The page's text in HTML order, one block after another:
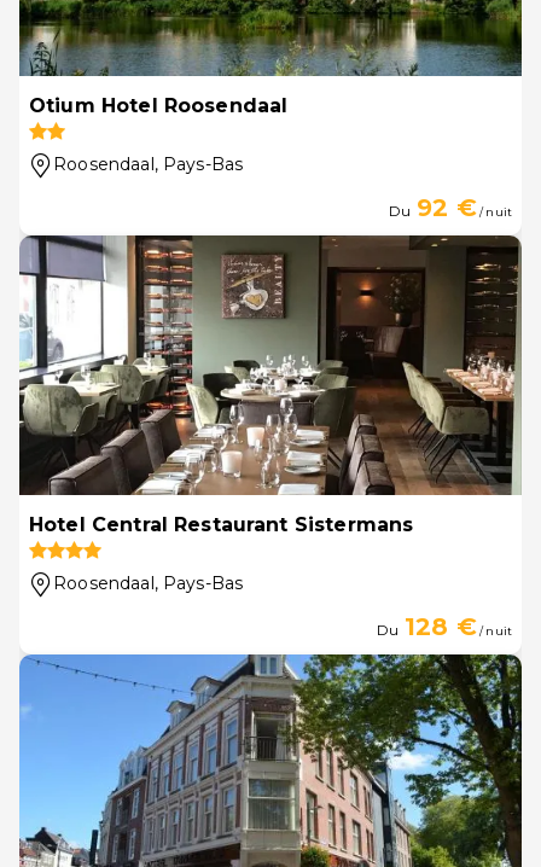
Otium Hotel Roosendaal
Roosendaal, Pays-Bas
Du 92 €/ nuit
Hotel Central Restaurant Sistermans
Roosendaal, Pays-Bas
Du 128 €/ nuit